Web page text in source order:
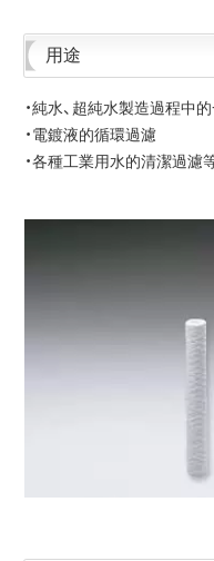
用途
・純水、超純水製造過程中
・電鍍液的循環過濾
・各種工業用水的清潔過濾